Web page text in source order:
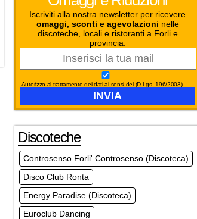
Iscriviti alla nostra newsletter per ricevere
omaggi, sconti e agevolazioni nelle
discoteche, locali e ristoranti a Forli e
provincia.
Autorizzo al trattamento dei dati ai sensi del (D.Lgs. 196/2003)
Discoteche
Controsenso Forli' Controsenso (Discoteca)
Disco Club Ronta
Energy Paradise (Discoteca)
Euroclub Dancing